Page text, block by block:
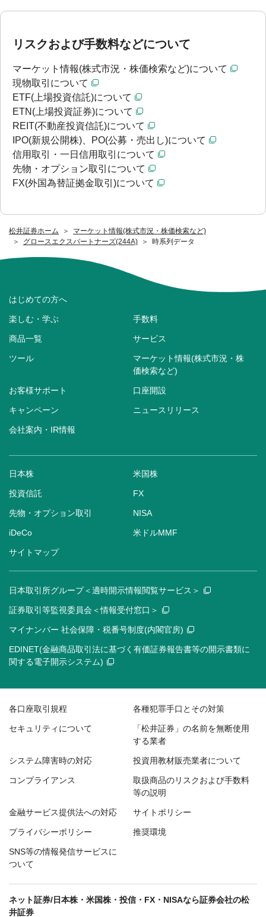
松井証券ホーム
マーケット情報(株式市況・株価検索など)
グロースエクスパートナーズ(244A)
時系列データ
リスクおよび手数料などについて
マーケット情報(株式市況・株価検索など)について
現物取引について
ETF(上場投資信託)について
ETN(上場投資証券)について
REIT(不動産投資信託)について
IPO(新規公開株)、PO(公募・売出し)について
信用取引・一日信用取引について
先物・オプション取引について
FX(外国為替証拠金取引)について
はじめての方へ
楽しむ・学ぶ 手数料
商品一覧 サービス
ツール
マーケット情報(株式市況・株
価検索など)
お客様サポート 口座開設
キャンペーン ニュースリリース
会社案内・IR情報
日本株 米国株
投資信託 FX
先物・オプション取引 NISA
iDeCo 米ドルMMF
サイトマップ
日本取引所グループ＜適時開示情報閲覧サービス＞
証券取引等監視委員会＜情報受付窓口＞
マイナンバー 社会保障・税番号制度(内閣官房)
EDINET(金融商品取引法に基づく有価証券報告書等の開示書類に
関する電子開示システム)
各口座取引規程 各種犯罪手口とその対策
セキュリティについて
「松井証券」の名前を無断使用
する業者
システム障害時の対応 投資用教材販売業者について
コンプライアンス
取扱商品のリスクおよび手数料
等の説明
金融サービス提供法への対応 サイトポリシー
プライバシーポリシー 推奨環境
SNS等の情報発信サービスに
ついて
ネット証券/日本株・米国株・投信・FX・NISAなら証券会社の松
井証券